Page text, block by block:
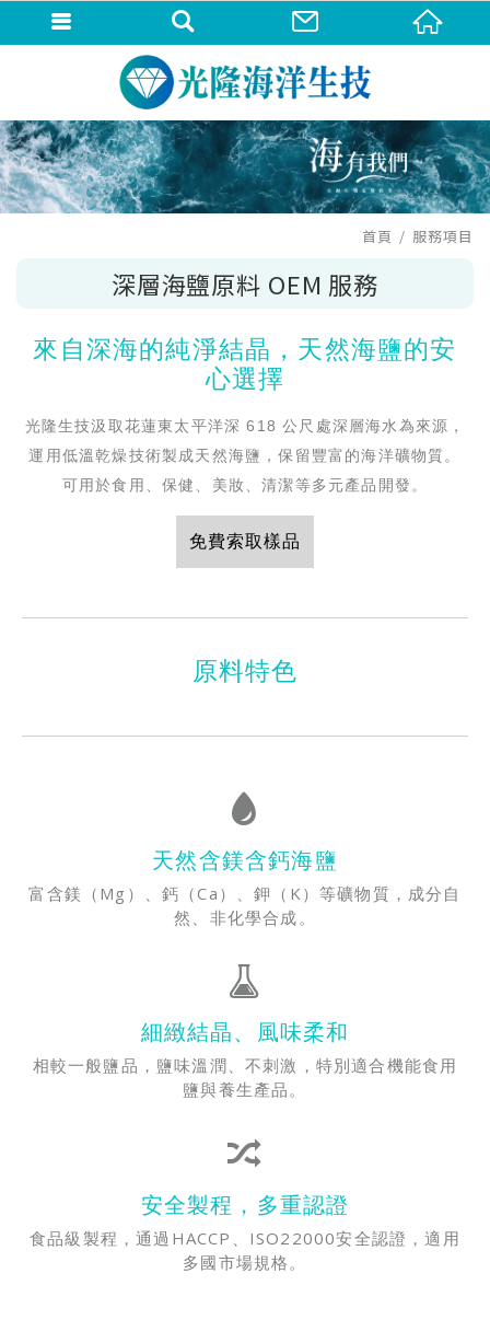
首頁 服務項目
深層海鹽原料 OEM 服務
來自深海的純淨結晶，天然海鹽的安
心選擇
光隆生技汲取花蓮東太平洋深 618 公尺處深層海水為來源，
運用低溫乾燥技術製成天然海鹽，保留豐富的海洋礦物質。
可用於食用、保健、美妝、清潔等多元產品開發。
免費索取樣品
原料特色
天然含鎂含鈣海鹽
富含鎂（Mg）、鈣（Ca）、鉀（K）等礦物質，成分自
然、非化學合成。
細緻結晶、風味柔和
相較一般鹽品，鹽味溫潤、不刺激，特別適合機能食用
鹽與養生產品。
安全製程，多重認證
食品級製程，通過HACCP、ISO22000安全認證，適用
多國市場規格。